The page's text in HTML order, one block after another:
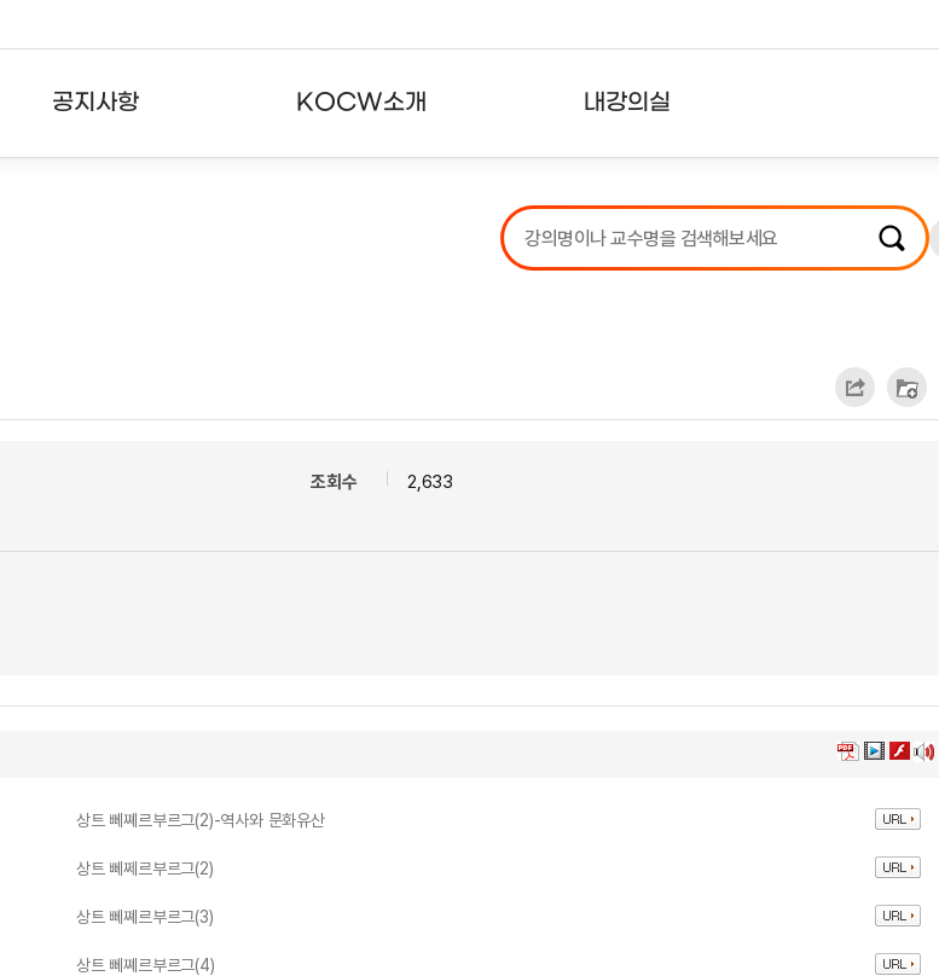
공지사항 KOCW소개 내강의실
강의리스트
수강확인증강의
조회수 2,633
상트 뻬쪠르부르그(2)-역사와 문화유산
상트 뻬쩨르부르그(2)
상트 뻬쪠르부르그(3)
상트 뻬쪠르부르그(4)